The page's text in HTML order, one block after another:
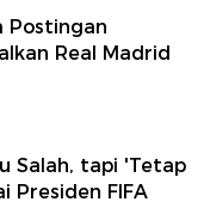
Postingan
Real Madrid
Salah, tapi 'Tetap
Presiden FIFA